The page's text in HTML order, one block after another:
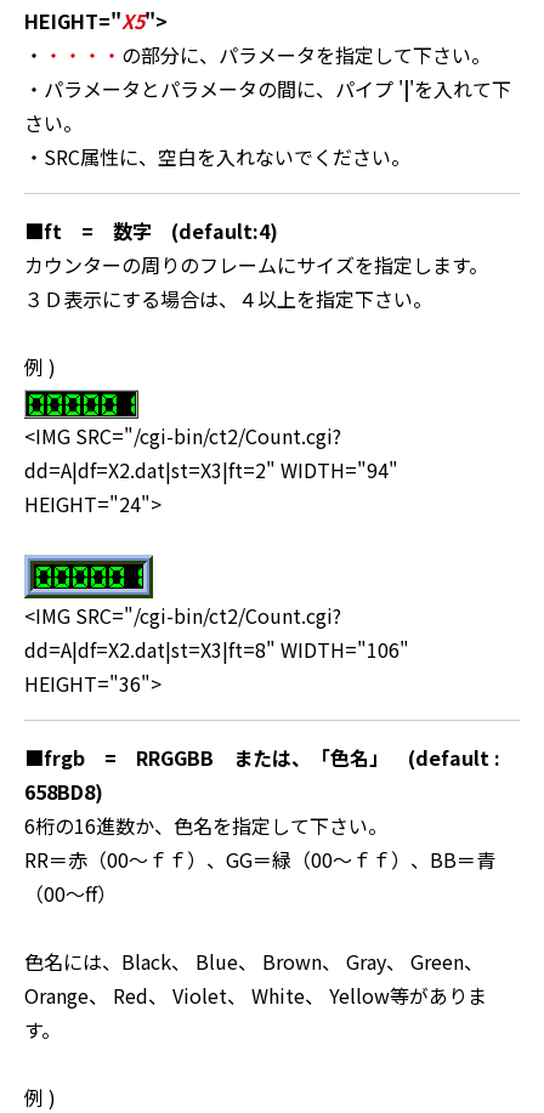
HEIGHT="X5">
・ ・・・・ の部分に、パラメータを指定して下さい。
・パラメータとパラメータの間に、パイプ '|'を入れて下
さい。
・SRC属性に、空白を入れないでください。
■ft = 数字 (default:4)
カウンターの周りのフレームにサイズを指定します。
３Ｄ表示にする場合は、４以上を指定下さい。
例 )
<IMG SRC="/cgi-bin/ct2/Count.cgi?
dd=A|df=X2.dat|st=X3|ft=2" WIDTH="94"
HEIGHT="24">
<IMG SRC="/cgi-bin/ct2/Count.cgi?
dd=A|df=X2.dat|st=X3|ft=8" WIDTH="106"
HEIGHT="36">
■frgb = RRGGBB または、「色名」 (default :
658BD8)
6桁の16進数か、色名を指定して下さい。
RR＝赤（00～ｆｆ）、GG＝緑（00～ｆｆ）、BB＝青
（00～ff）
色名には、Black、 Blue、 Brown、 Gray、 Green、
Orange、 Red、 Violet、 White、 Yellow等がありま
す。
例 )